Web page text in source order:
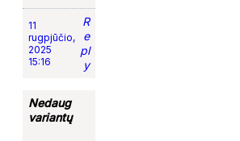
11
rugpjūčio,
2025
15:16
R
e
pl
y
Nedaug
variantų